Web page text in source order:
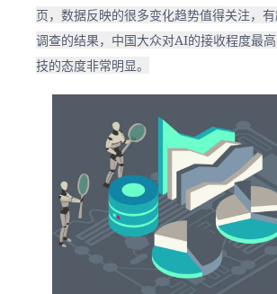
页，数据反映的很多变化趋势值得关注，
调查的结果，中国大众对AI的接收程度最
技的态度非常明显。